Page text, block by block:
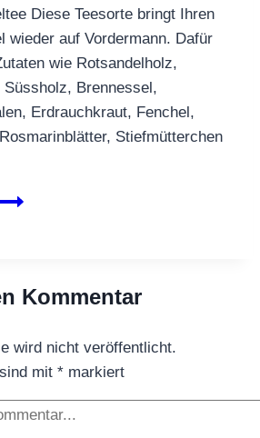
Diese Teesorte bringt Ihren
wieder auf Vordermann. Dafür
wie Rotsandelholz,
Süssholz, Brennessel,
Erdrauchkraut, Fenchel,
Stiefmütterchen
Stoffwechseltee
Kommentar
wird nicht veröffentlicht.
mit * markiert